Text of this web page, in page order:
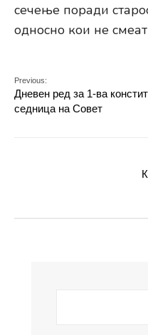
сечење поради
односно кои не
Previous:
Дневен ред за 1-ва
седница на Совет